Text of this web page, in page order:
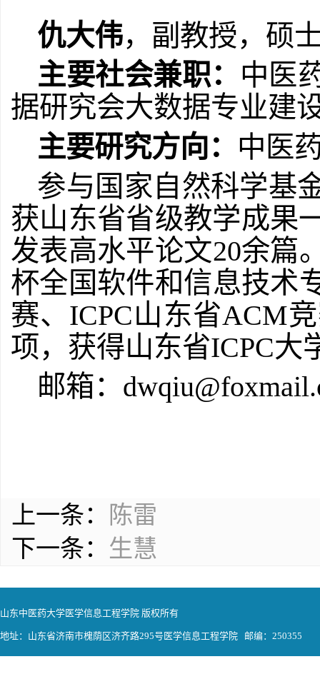
仇大伟，副教授，硕
主要社会兼职： 中医
据研究会大数据专业建
主要研究方向： 中医
参与国家自然科学基
获山东省省级教学成果
发表高水平论文20余篇
杯全国软件和信息技术
赛、 ICPC山东省ACM
项，获得山东省ICPC大
邮箱：
上一条：
陈雷
下一条： 生慧
山东中医药大学医学信息工程学院 版权所有
地址：山东省济南市槐荫区济齐路295号医学信息工程学院 邮编：250355